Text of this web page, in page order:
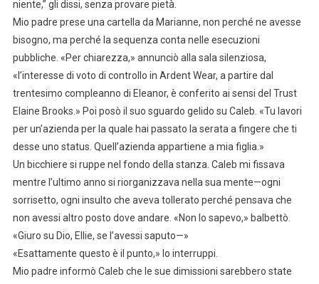
niente,” gli dissi, senza provare pietà.
Mio padre prese una cartella da Marianne, non perché ne avesse
bisogno, ma perché la sequenza conta nelle esecuzioni
pubbliche. «Per chiarezza,» annunciò alla sala silenziosa,
«l’interesse di voto di controllo in Ardent Wear, a partire dal
trentesimo compleanno di Eleanor, è conferito ai sensi del Trust
Elaine Brooks.» Poi posò il suo sguardo gelido su Caleb. «Tu lavori
per un’azienda per la quale hai passato la serata a fingere che ti
desse uno status. Quell’azienda appartiene a mia figlia.»
Un bicchiere si ruppe nel fondo della stanza. Caleb mi fissava
mentre l’ultimo anno si riorganizzava nella sua mente—ogni
sorrisetto, ogni insulto che aveva tollerato perché pensava che
non avessi altro posto dove andare. «Non lo sapevo,» balbettò.
«Giuro su Dio, Ellie, se l’avessi saputo—»
«Esattamente questo è il punto,» lo interruppi.
Mio padre informò Caleb che le sue dimissioni sarebbero state